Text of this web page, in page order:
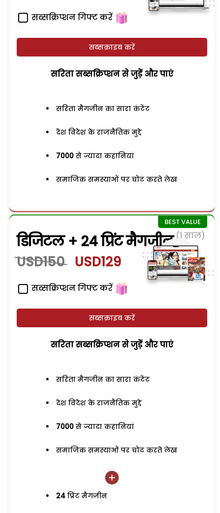
सब्सक्रिप्शन गिफ्ट करें
सब्सक्राइब करें
सरिता सब्सक्रिप्शन से जुड़ेें और पाएं
सरिता मैगजीन का सारा कंटेंट
देश विदेश के राजनैतिक मुद्दे
7000 से ज्यादा कहानियां
समाजिक समस्याओं पर चोट करते लेख
डिजिटल + 24 प्रिंट मैगजीन (1 साल)
USD150 USD129
सब्सक्रिप्शन गिफ्ट करें
सब्सक्राइब करें
सरिता सब्सक्रिप्शन से जुड़ेें और पाएं
सरिता मैगजीन का सारा कंटेंट
देश विदेश के राजनैतिक मुद्दे
7000 से ज्यादा कहानियां
समाजिक समस्याओं पर चोट करते लेख
24 प्रिंट मैगजीन